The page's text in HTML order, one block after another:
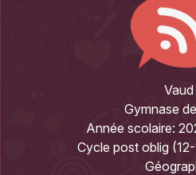
Vaud
Gymnase
Année scolaire:
Cycle post oblig